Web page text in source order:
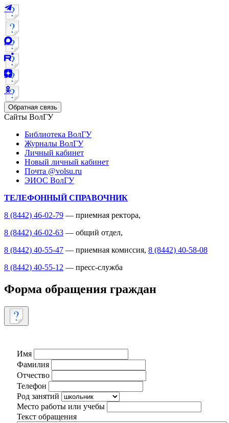
Обратная связь
Сайты ВолГУ
Библиотека ВолГУ
Журналы ВолГУ
Личный кабинет
Новый личный кабинет
Почта @volsu.ru
ЭИОС ВолГУ
ТЕЛЕФОННЫЙ СПРАВОЧНИК
8 (8442) 46-02-79 — приемная ректора,
8 (8442) 46-02-63 — общий отдел,
8 (8442) 40-55-47 — приемная комиссия, 8 (8442) 40-58-08
8 (8442) 40-55-12 — пресс-служба
Форма обращения граждан
Имя
Фамилия
Отчество
Телефон
Род занятий
Место работы или учебы
Текст обращения